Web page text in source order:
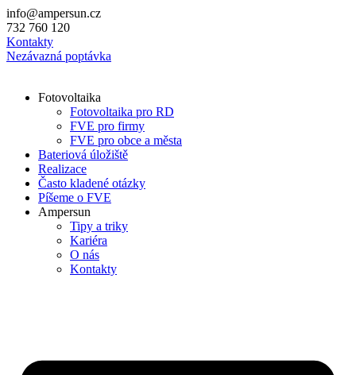
Přejít
k
obsahu
info@ampersun.cz
732 760 120
Kontakty
Nezávazná poptávka
Fotovoltaika
Fotovoltaika pro RD
FVE pro firmy
FVE pro obce a města
Bateriová úložiště
Realizace
Často kladené otázky
Píšeme o FVE
Ampersun
Tipy a triky
Kariéra
O nás
Kontakty